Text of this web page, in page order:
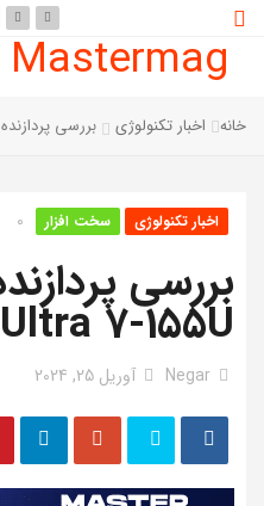
Mastermag
خانه اخبار تکنولوژی بررسی پردازنده Intel Core Ultra 7-155U
اخبار تکنولوژی سخت افزار 0
Ultra 7-155U
Negar آوریل 25, 2024